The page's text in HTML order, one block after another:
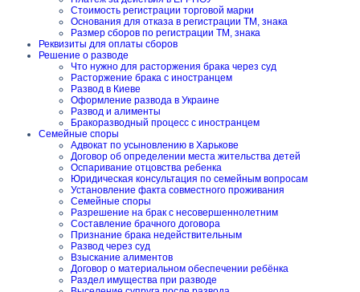
Стоимость регистрации торговой марки
Основания для отказа в регистрации ТМ, знака
Размер сборов по регистрации ТМ, знака
Реквизиты для оплаты сборов
Решение о разводе
Что нужно для расторжения брака через суд
Расторжение брака с иностранцем
Развод в Киеве
Оформление развода в Украине
Развод и алименты
Бракоразводный процесс с иностранцем
Семейные споры
Адвокат по усыновлению в Харькове
Договор об определении места жительства детей
Оспаривание отцовства ребенка
Юридическая консультация по семейным вопросам
Установление факта совместного проживания
Семейные споры
Разрешение на брак с несовершеннолетним
Составление брачного договора
Признание брака недействительным
Развод через суд
Взыскание алиментов
Договор о материальном обеспечении ребёнка
Раздел имущества при разводе